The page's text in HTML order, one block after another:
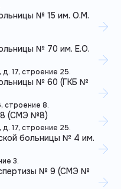
№ 15 им. О.М.
№ 70 им. Е.О.
17, строение 25.
№ 60 (ГКБ №
строение 8.
8 (СМЭ №8)
17, строение 25.
больницы № 4 им.
3.
№ 9 (СМЭ №